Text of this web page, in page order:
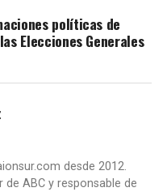
políticas de
Elecciones Generales
desde 2012.
de ABC y responsable de